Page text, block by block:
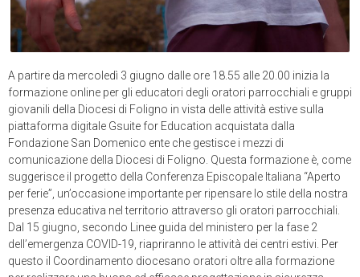
A partire da mercoledì 3 giugno dalle ore 18.55 alle 20.00 inizia la
formazione online per gli educatori degli oratori parrocchiali e gruppi
giovanili della Diocesi di Foligno in vista delle attività estive sulla
piattaforma digitale Gsuite for Education acquistata dalla
Fondazione San Domenico ente che gestisce i mezzi di
comunicazione della Diocesi di Foligno. Questa formazione è, come
suggerisce il progetto della Conferenza Episcopale Italiana “Aperto
per ferie”, un’occasione importante per ripensare lo stile della nostra
presenza educativa nel territorio attraverso gli oratori parrocchiali.
Dal 15 giugno, secondo Linee guida del ministero per la fase 2
dell’emergenza COVID-19, riapriranno le attività dei centri estivi. Per
questo il Coordinamento diocesano oratori oltre alla formazione